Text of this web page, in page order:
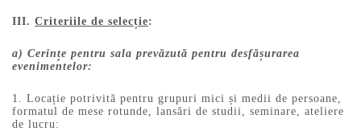
III. Criteriile de selecție:
a) Cerințe pentru sala prevăzută pentru desfășurarea
evenimentelor:
1. Locație potrivită pentru grupuri mici și medii de persoane,
formatul de mese rotunde, lansări de studii, seminare, ateliere
de lucru: